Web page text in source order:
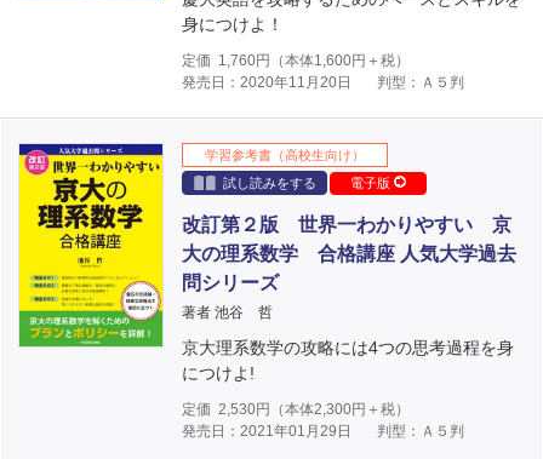
身につけよ！
定価 1,760円（本体1,600円＋税）
発売日：2020年11月20日
判型：Ａ５判
学習参考書（高校生向け）
試し読みをする
電子版
改訂第２版 世界一わかりやすい 京
大の理系数学 合格講座 人気大学過去
問シリーズ
著者 池谷 哲
京大理系数学の攻略には4つの思考過程を身
につけよ!
定価 2,530円（本体2,300円＋税）
発売日：2021年01月29日
判型：Ａ５判